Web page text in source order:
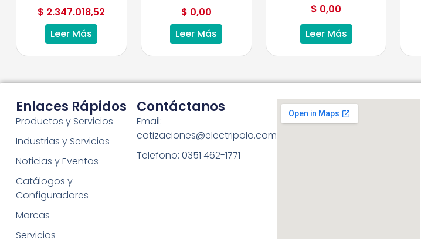
$ 2.347.018,52
Leer Más
$ 0,00
Leer Más
$ 0,00
Leer Más
Enlaces Rápidos
Productos y Servicios
Industrias y Servicios
Noticias y Eventos
Catálogos y
Configuradores
Marcas
Servicios
Contáctanos
Email:
cotizaciones@electripolo.com
Telefono: 0351 462-1771